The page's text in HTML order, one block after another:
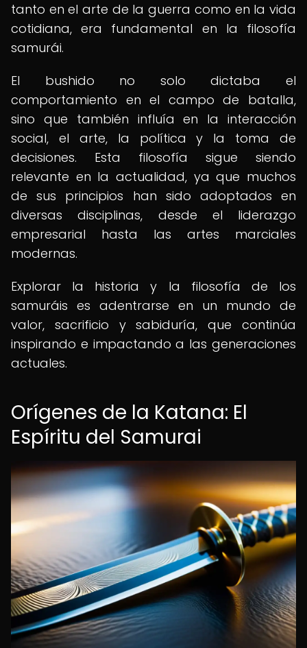
tanto en el arte de la guerra como en la vida
cotidiana, era fundamental en la filosofía
samurái.
El bushido no solo dictaba el
comportamiento en el campo de batalla,
sino que también influía en la interacción
social, el arte, la política y la toma de
decisiones. Esta filosofía sigue siendo
relevante en la actualidad, ya que muchos
de sus principios han sido adoptados en
diversas disciplinas, desde el liderazgo
empresarial hasta las artes marciales
modernas.
Explorar la historia y la filosofía de los
samuráis es adentrarse en un mundo de
valor, sacrificio y sabiduría, que continúa
inspirando e impactando a las generaciones
actuales.
Orígenes de la Katana: El
Espíritu del Samurai